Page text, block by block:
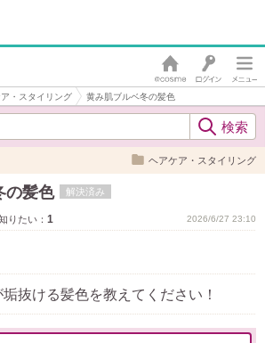
・スタイリング 黄み肌ブルベ冬の髪色
ヘアケア・スタイリング
の髪色 解決済み
りたい： 1 2026/6/27 23:10
抜ける髪色を教えてください！